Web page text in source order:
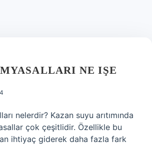
NE IŞE
nelerdir? Kazan suyu arıtımında
çok çeşitlidir. Özellikle bu
ihtiyaç giderek daha fazla fark